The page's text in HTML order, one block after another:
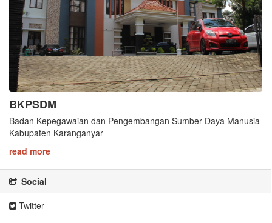
BKPSDM
Badan Kepegawaian dan Pengembangan Sumber Daya Manusia
Kabupaten Karanganyar
read more
Social
Twitter